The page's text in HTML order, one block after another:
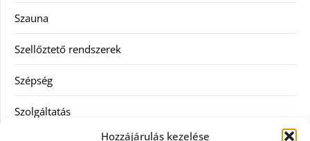
Hozzájárulás kezelése
Szauna
Szellőztető rendszerek
Szépség
Szolgáltatás